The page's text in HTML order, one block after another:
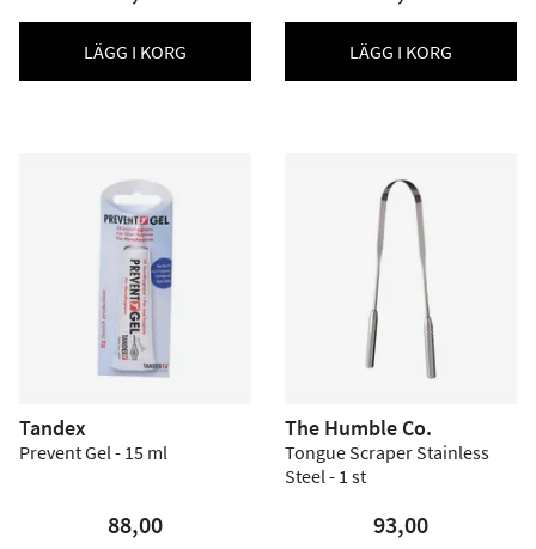
LÄGG I KORG LÄGG I KORG
Tandex
Prevent Gel - 15 ml
88,00
The Humble Co.
Tongue Scraper Stainless
Steel - 1 st
93,00